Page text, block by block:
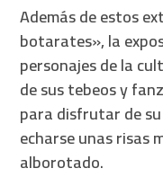
Además de estos
botarates», la
personajes de la
de sus tebeos y
para disfrutar de
echarse unas risas
alborotado.